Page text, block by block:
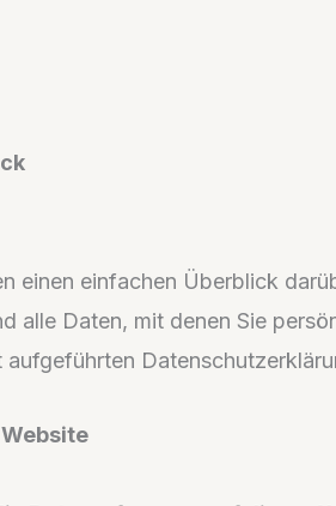
einen einfachen Überblick
alle Daten, mit denen Sie
aufgeführten